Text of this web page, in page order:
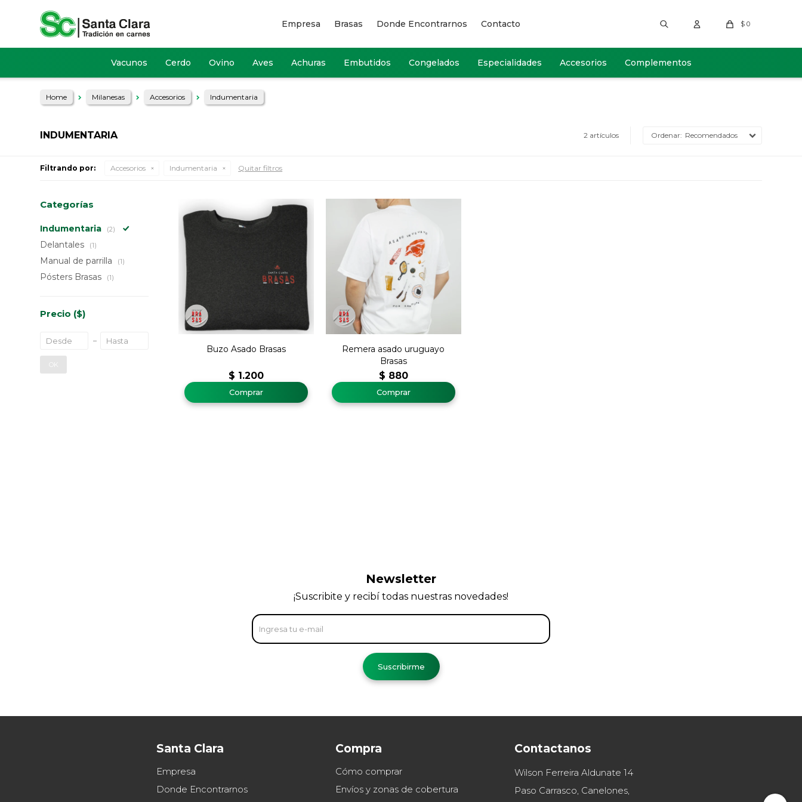
Vacunos Cerdo Ovino Aves Achuras Embutidos Congelados Especialidades Accesorios Complementos
$ 0
Empresa Brasas Donde Encontrarnos Contacto
Home Milanesas Accesorios Indumentaria
INDUMENTARIA 2 artículos Recomendados
Filtrando por: Accesorios Indumentaria Quitar filtros
Buzo Asado Brasas
$ 1.200
Remera asado uruguayo
Brasas
$ 880
Categorías
Indumentaria (2)
Delantales (1)
Manual de parrilla (1)
Pósters Brasas (1)
Precio ($)
OK
Santa Clara
Empresa
Donde Encontrarnos
Compra
Cómo comprar
Envíos y zonas de cobertura
Contactanos
Wilson Ferreira Aldunate 14
Paso Carrasco, Canelones,
Newsletter
¡Suscribite y recibí todas nuestras novedades!
Suscribirme